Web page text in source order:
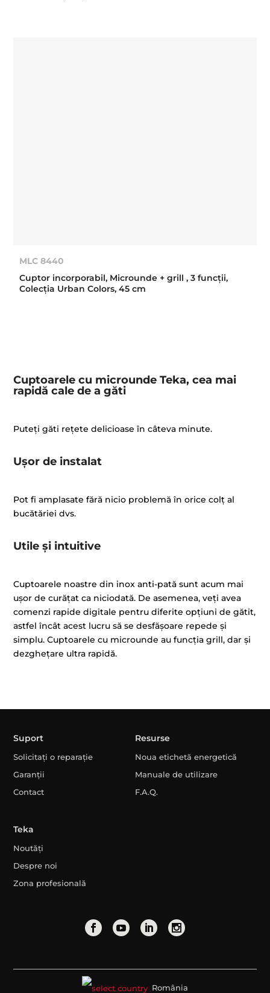
MLC 8440
Cuptor incorporabil, Microunde + grill , 3 funcţii,
Colecţia Urban Colors, 45 cm
Cuptoarele cu microunde Teka, cea mai
rapidă cale de a găti
Puteți găti rețete delicioase în câteva minute.
Ușor de instalat
Pot fi amplasate fără nicio problemă în orice colț al
bucătăriei dvs.
Utile și intuitive
Cuptoarele noastre din inox anti-pată sunt acum mai
ușor de curățat ca niciodată. De asemenea, veți avea
comenzi rapide digitale pentru diferite opțiuni de gătit,
astfel încât acest lucru să se desfășoare repede și
simplu. Cuptoarele cu microunde au funcția grill, dar și
dezghețare ultra rapidă.
Suport
Solicitați o reparație
Garanții
Contact
Resurse
Noua etichetă energetică
Manuale de utilizare
F.A.Q.
Teka
Noutăți
Despre noi
Zona profesională
România